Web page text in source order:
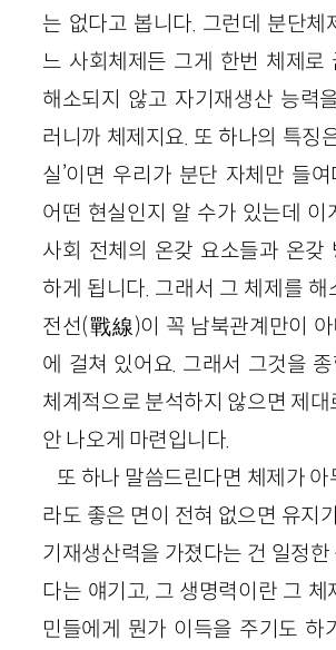
는 없다고 봅니다. 그런데 분단체
느 사회체제든 그게 한번 체제로
해소되지 않고 자기재생산 능력
러니까 체제지요. 또 하나의 특징
실’이면 우리가 분단 자체만 들
어떤 현실인지 알 수가 있는데 이
사회 전체의 온갖 요소들과 온갖
하게 됩니다. 그래서 그 체제를 해
전선(戰線)이 꼭 남북관계만이
에 걸쳐 있어요. 그래서 그것을
체계적으로 분석하지 않으면 제
안 나오게 마련입니다.
또 하나 말씀드린다면 체제가 아
라도 좋은 면이 전혀 없으면 유지
기재생산력을 가졌다는 건 일정
다는 얘기고, 그 생명력이란 그 체
민들에게 뭔가 이득을 주기도 하